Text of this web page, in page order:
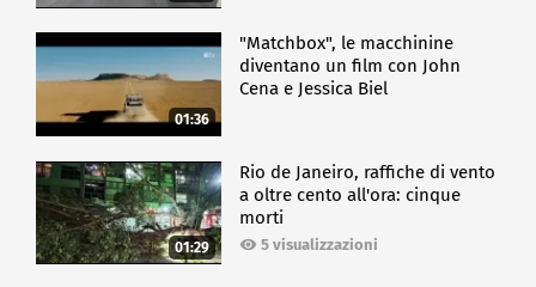
01:36
"Matchbox", le macchinine
diventano un film con John
Cena e Jessica Biel
01:29
Rio de Janeiro, raffiche di vento
a oltre cento all'ora: cinque
morti
5 visualizzazioni